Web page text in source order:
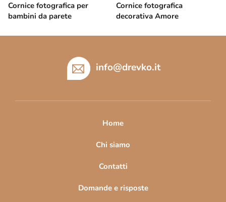
Cornice fotografica per
bambini da parete
Cornice fotografica
decorativa Amore
info@drevko.it
Home
Chi siamo
Contatti
Domande e risposte